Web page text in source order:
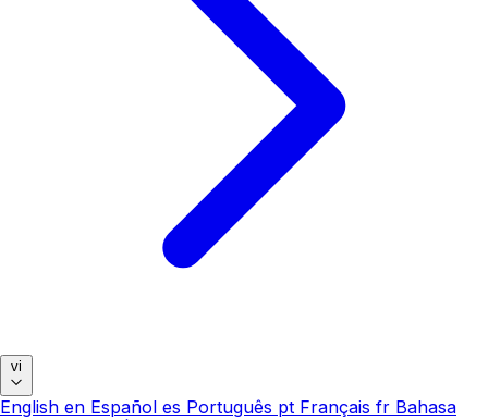
vi
English en Español es Português pt Français fr Bahasa